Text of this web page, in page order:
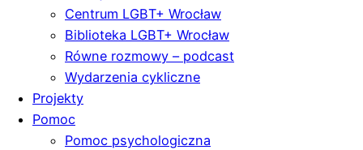
Centrum LGBT+ Wrocław
Biblioteka LGBT+ Wrocław
Równe rozmowy – podcast
Wydarzenia cykliczne
Projekty
Pomoc
Pomoc psychologiczna